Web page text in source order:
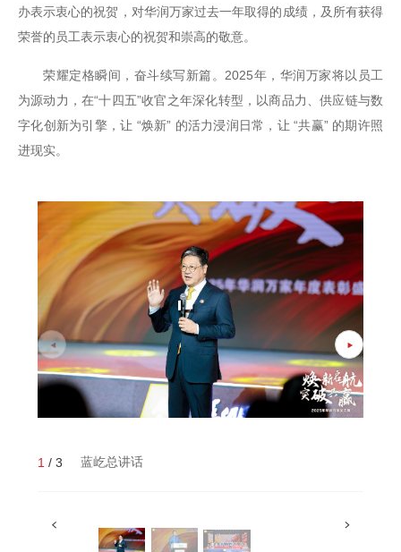
办表示衷心的祝贺，对华润万家过去一年取得的成绩，及所有获得
荣誉的员工表示衷心的祝贺和崇高的敬意。
荣耀定格瞬间，奋斗续写新篇。2025年，华润万家将以员工
为源动力，在“十四五”收官之年深化转型，以商品力、供应链与数
字化创新为引擎，让 “焕新” 的活力浸润日常，让 “共赢” 的期许照
进现实。
1 / 3 蓝屹总讲话